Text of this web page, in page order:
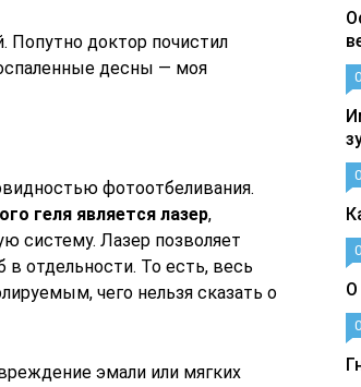
Попутно доктор почистил
десны — моя
фотоотбеливания.
геля является лазер,
систему. Лазер позволяет
отдельности. То есть, весь
чего нельзя сказать о
эмали или мягких
0
0
0
О
0